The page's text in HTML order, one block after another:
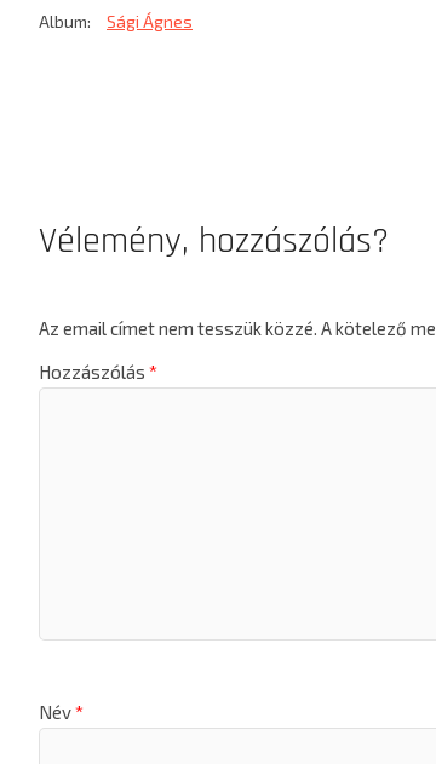
Album: Sági Ágnes
Vélemény, hozzászólás?
Az email címet nem tesszük közzé. A kötelező
Hozzászólás *
Név*